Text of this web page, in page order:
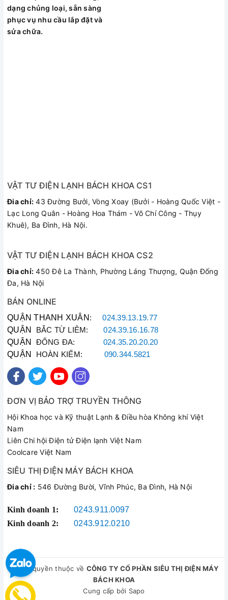
dạng chủng loại, sẵn sàng
phục vụ nhu cầu lắp đặt và
sửa chữa.
VẬT TƯ ĐIỆN LẠNH BÁCH KHOA CS1
Đia chỉ: 43 Đường Bưởi, Vòng Xoay (Bưởi - Hoàng Quốc Việt -
Lạc Long Quân - Hoàng Hoa Thám - Võ Chí Công - Thụy
Khuê), Ba Đình, Hà Nội.
VẬT TƯ ĐIỆN LẠNH BÁCH KHOA CS2
Đia chỉ: 450 Đê La Thành, Phường Láng Thượng, Quận Đống
Đa, Hà Nội
BÁN ONLINE
QUẬN THANH XUÂN :024.39.13.19.77
QUẬN BẮC TỪ LIÊM:024.39.16.16.78
QUẬN ĐỐNG ĐA: 024.35.20.20.20
QUẬN HOÀN KIẾM: 090.344.5821
ĐƠN VỊ BẢO TRỢ TRUYỀN THÔNG
Hội Khoa học và Kỹ thuật Lạnh & Điều hòa Không khí Việt
Nam
Liên Chi hội Điện tử Điện lạnh Việt Nam
Coolcare Việt Nam
SIÊU THỊ ĐIỆN MÁY BÁCH KHOA
Đia chỉ : 546 Đường Bười, Vĩnh Phúc, Ba Đình, Hà Nội
Kinh doanh 1:
0243.911.0097
Kinh doanh 2:
0243.912.0210
© Bản quyền thuộc về CÔNG TY CỔ PHẦN SIÊU THỊ ĐIỆN MÁY
BÁCH KHOA
Cung cấp bởi Sapo